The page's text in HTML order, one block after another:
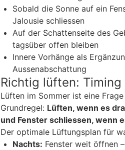
Sobald die Sonne auf ein
Jalousie schliessen
Auf der Schattenseite des
tagsüber offen bleiben
Innere Vorhänge als
Aussenabschattung
Richtig lüften:
Lüften im Sommer ist eine
Grundregel: Lüften, wenn es
und Fenster schliessen, wenn
Der optimale Lüftungsplan für
Nachts: Fenster weit öffnen